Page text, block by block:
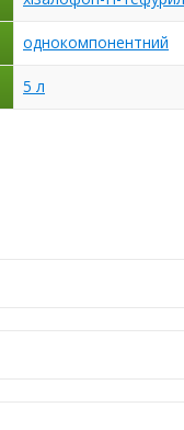
однокомпонентний
5 л